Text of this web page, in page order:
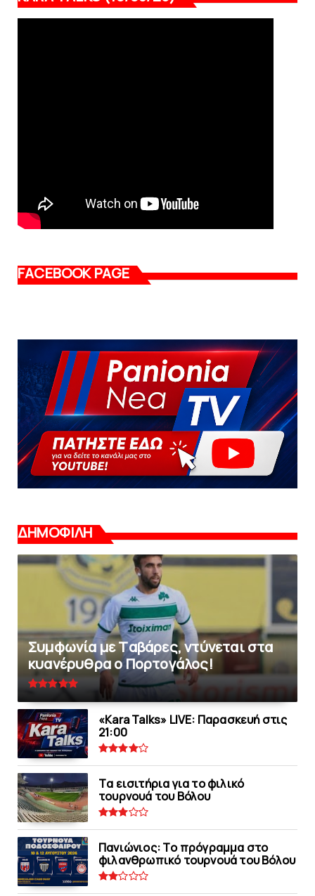
FACEBOOK PAGE
ΔΗΜΟΦΙΛΗ
Συμφωνία με Tαβάρες, ντύνεται στα
κυανέρυθρα ο Πορτογάλος!
«Kara Talks» LIVE: Παρασκευή στις
21:00
Tα εισιτήρια για το φιλικό
τουρνουά του Bόλου
Πανιώνιoς: Tο πρόγραμμα στο
φιλανθρωπικό τουρνουά του Bόλου